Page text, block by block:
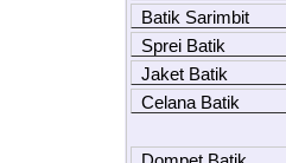
Batik Sarimbit
Sprei Batik
Jaket Batik
Celana Batik